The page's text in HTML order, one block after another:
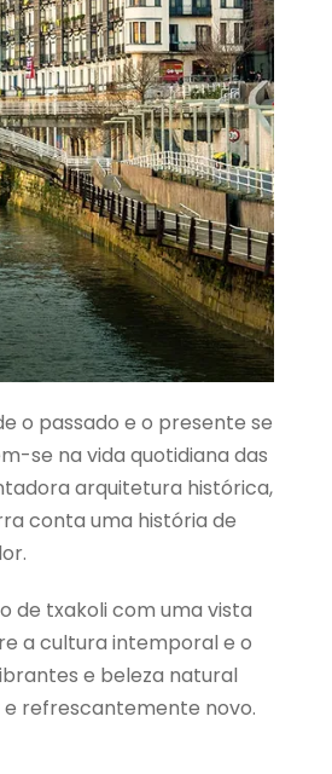
o passado e o presente se
se na vida quotidiana das
arquitetura histórica,
conta uma história de
de txakoli com uma vista
a cultura intemporal e o
e beleza natural
refrescantemente novo.